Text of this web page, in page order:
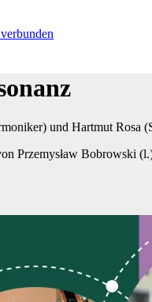
und Hartmut Rosa
Przemysław Bobrowski